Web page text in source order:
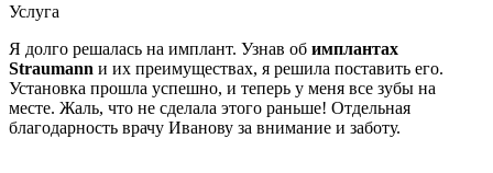
Услуга
Я долго решалась на имплант. Узнав об имплантах
Straumann и их преимуществах, я решила поставить его.
Установка прошла успешно, и теперь у меня все зубы на
месте. Жаль, что не сделала этого раньше! Отдельная
благодарность врачу Иванову за внимание и заботу.